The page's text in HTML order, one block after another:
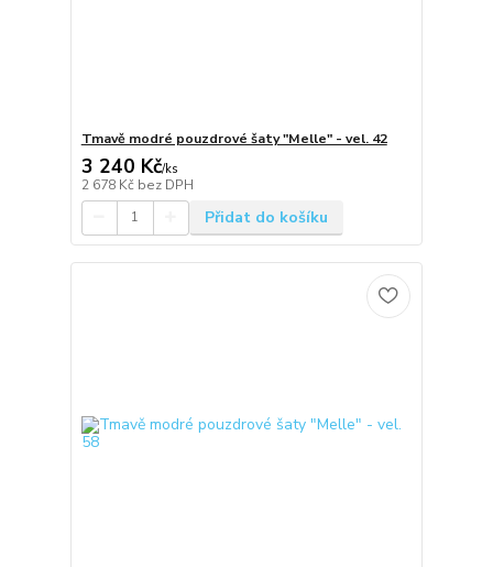
Tmavě modré pouzdrové šaty "Melle" - vel. 42
3 240 Kč/ks
2 678 Kč bez DPH
Přidat do košíku